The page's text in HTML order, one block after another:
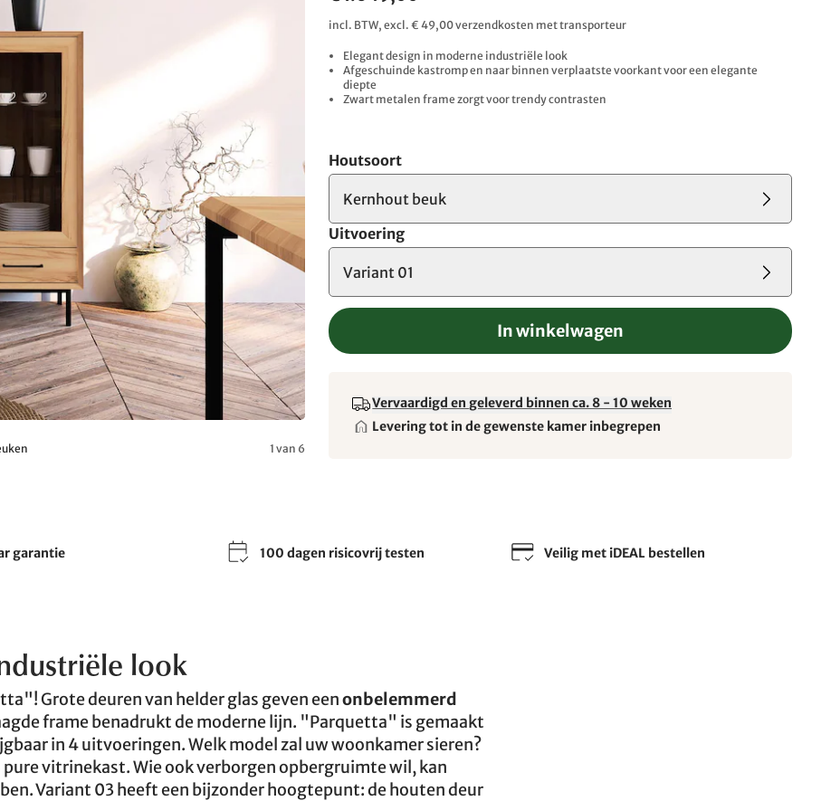
1 van 6
incl. BTW, excl. € 49,00 verzendkosten met transporteur
Elegant design in moderne industriële look
Afgeschuinde kastromp en naar binnen verplaatste voorkant voor een elegante
diepte
Zwart metalen frame zorgt voor trendy contrasten
Houtsoort
Kernhout beuk
Uitvoering
Variant 01
In winkelwagen
Vervaardigd en geleverd binnen ca. 8 - 10 weken
Levering tot in de gewenste kamer inbegrepen
garantie 100 dagen risicovrij testen Veilig met iDEAL bestellen
look
Grote deuren van helder glas geven eenonbelemmerd
frame benadrukt de moderne lijn. "Parquetta" is gemaakt
in 4 uitvoeringen. Welk model zal uw woonkamer sieren?
vitrinekast. Wie ook verborgen opbergruimte wil, kan
Variant 03 heeft een bijzonder hoogtepunt: de houten deur